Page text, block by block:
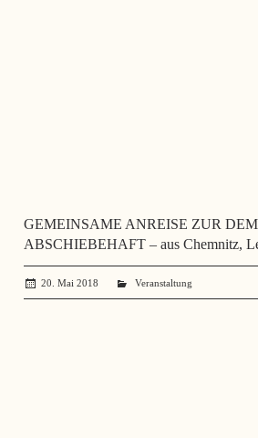
GEMEINSAME ANREISE ZUR
ABSCHIEBEHAFT – aus Chemnitz,
20. Mai 2018 administrator
Veranstaltung